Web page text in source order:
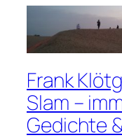
Frank
Slam –
Gedichte